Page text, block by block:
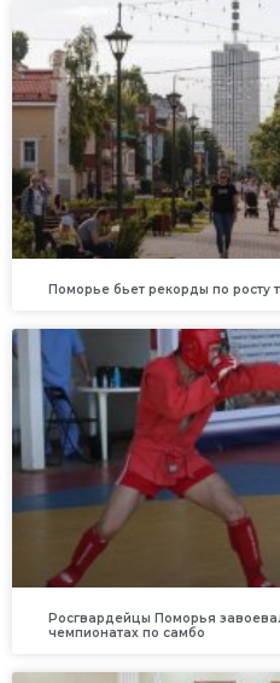
Поморье бьет рекорды по росту
Росгвардейцы Поморья
чемпионатах по самбо